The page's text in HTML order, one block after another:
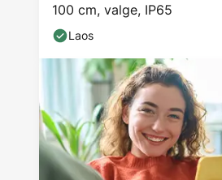
100 cm, valge, IP65
Laos